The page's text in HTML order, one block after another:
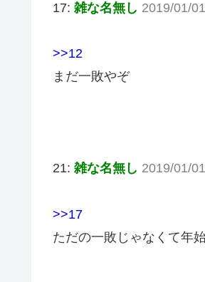
17: 雑な名無し 2019/01/
>>12
まだ一敗やぞ
21: 雑な名無し 2019/01/
>>17
ただの一敗じゃなくて年